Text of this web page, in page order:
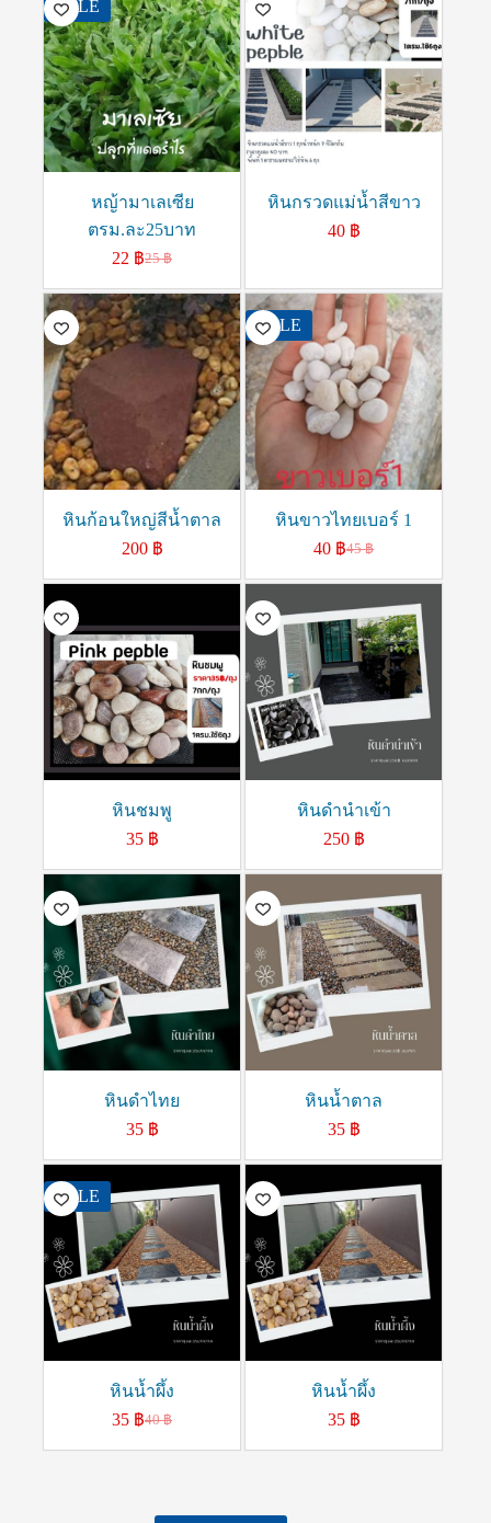
SALE
หญ้ามาเลเซีย
ตรม.ละ25บาท
25฿
22 ฿
หินกรวดแม่น้ำสีขาว
40 ฿
หินก้อนใหญ่สีน้ำตาล
200 ฿
SALE
หินขาวไทยเบอร์ 1
45฿
40 ฿
หินชมพู
35 ฿
หินดำนำเข้า
250 ฿
หินดำไทย
35 ฿
หินน้ำตาล
35 ฿
SALE
หินน้ำผึ้ง
40฿
35 ฿
หินน้ำผึ้ง
35 ฿